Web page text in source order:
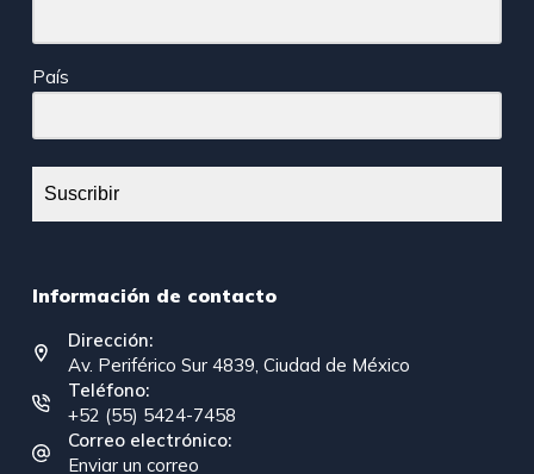
País
Suscribir
Información de contacto
Dirección:
Av. Periférico Sur 4839, Ciudad de México
Teléfono:
+52 (55) 5424-7458
Correo electrónico:
Enviar un correo